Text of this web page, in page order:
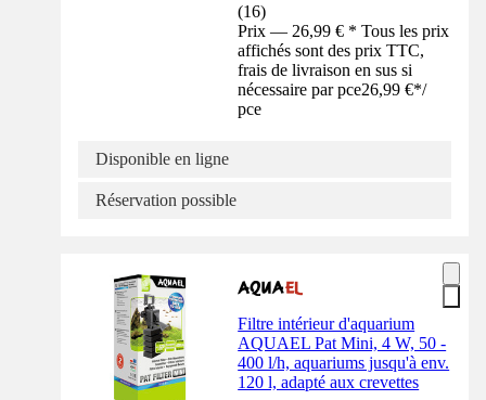
(16)
Prix — 26,99 € * Tous les prix
affichés sont des prix TTC,
frais de livraison en sus si
nécessaire par pce26,99 €*/
pce
Disponible en ligne
Réservation possible
Filtre intérieur d'aquarium
AQUAEL Pat Mini, 4 W, 50 -
400 l/h, aquariums jusqu'à env.
120 l, adapté aux crevettes